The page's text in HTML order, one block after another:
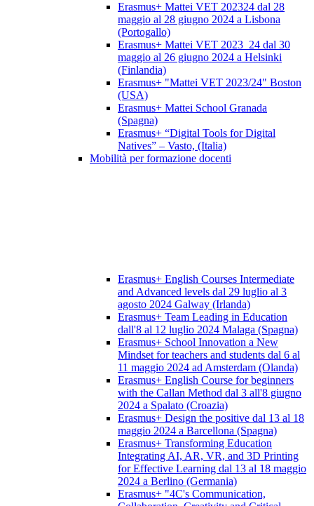
Erasmus+ Mattei VET 202324 dal 28
maggio al 28 giugno 2024 a Lisbona
(Portogallo)
Erasmus+ Mattei VET 2023_24 dal 30
maggio al 26 giugno 2024 a Helsinki
(Finlandia)
Erasmus+ "Mattei VET 2023/24" Boston
(USA)
Erasmus+ Mattei School Granada
(Spagna)
Erasmus+ “Digital Tools for Digital
Natives” – Vasto, (Italia)
Mobilità per formazione docenti
Erasmus+ English Courses Intermediate
and Advanced levels dal 29 luglio al 3
agosto 2024 Galway (Irlanda)
Erasmus+ Team Leading in Education
dall'8 al 12 luglio 2024 Malaga (Spagna)
Erasmus+ School Innovation a New
Mindset for teachers and students dal 6 al
11 maggio 2024 ad Amsterdam (Olanda)
Erasmus+ English Course for beginners
with the Callan Method dal 3 all'8 giugno
2024 a Spalato (Croazia)
Erasmus+ Design the positive dal 13 al 18
maggio 2024 a Barcellona (Spagna)
Erasmus+ Transforming Education
Integrating AI, AR, VR, and 3D Printing
for Effective Learning dal 13 al 18 maggio
2024 a Berlino (Germania)
Erasmus+ "4C's Communication,